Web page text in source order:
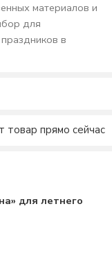
материалов и
для
в
товар прямо сейчас
для летнего